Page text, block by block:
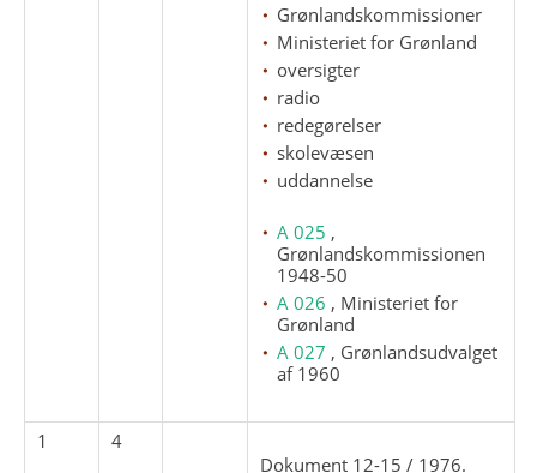
Grønlandskommissioner
Ministeriet for Grønland
oversigter
radio
redegørelser
skolevæsen
uddannelse
A 025 ,
Grønlandskommissionen
1948-50
A 026 , Ministeriet for
Grønland
A 027 , Grønlandsudvalget
af 1960
1
4
Dokument 12-15 / 1976.